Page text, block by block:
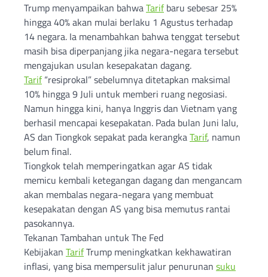
Trump menyampaikan bahwaTarifbaru sebesar 25%
hingga 40% akan mulai berlaku 1 Agustus terhadap
14 negara. Ia menambahkan bahwa tenggat tersebut
masih bisa diperpanjang jika negara-negara tersebut
mengajukan usulan kesepakatan dagang.
Tarif“resiprokal” sebelumnya ditetapkan maksimal
10% hingga 9 Juli untuk memberi ruang negosiasi.
Namun hingga kini, hanya Inggris dan Vietnam yang
berhasil mencapai kesepakatan. Pada bulan Juni lalu,
AS dan Tiongkok sepakat pada kerangkaTarif, namun
belum final.
Tiongkok telah memperingatkan agar AS tidak
memicu kembali ketegangan dagang dan mengancam
akan membalas negara-negara yang membuat
kesepakatan dengan AS yang bisa memutus rantai
pasokannya.
Tekanan Tambahan untuk The Fed
Kebijakan TarifTrump meningkatkan kekhawatiran
inflasi, yang bisa mempersulit jalur penurunan suku